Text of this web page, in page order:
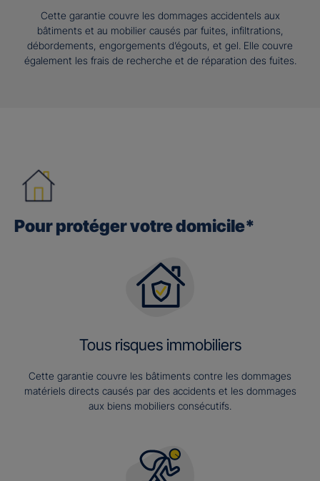
Cette garantie couvre les dommages accidentels aux
bâtiments et au mobilier causés par fuites, infiltrations,
débordements, engorgements d’égouts, et gel. Elle couvre
également les frais de recherche et de réparation des fuites.
Pour protéger votre domicile*
Tous risques immobiliers
Cette garantie couvre les bâtiments contre les dommages
matériels directs causés par des accidents et les dommages
aux biens mobiliers consécutifs.